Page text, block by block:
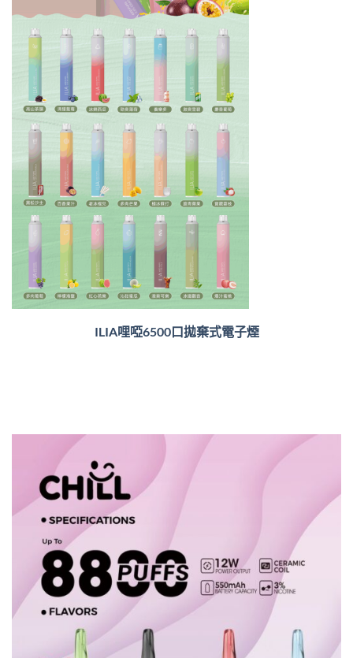
ILIA哩啞6500口拋棄式電子煙